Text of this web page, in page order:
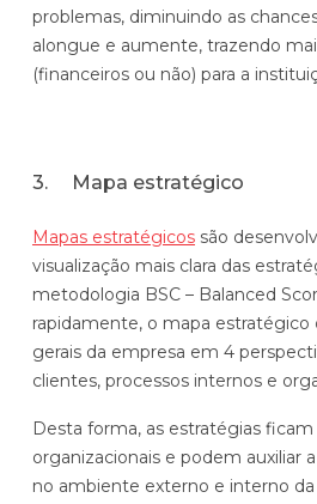
problemas, diminuindo as
alongue e aumente, trazendo
(financeiros ou não) para a
3. Mapa estratégico
Mapas estratégicos são
visualização mais clara das
metodologia BSC – Balanced
rapidamente, o mapa estratégico
gerais da empresa em 4
clientes, processos internos e
Desta forma, as estratégias
organizacionais e podem auxiliar
no ambiente externo e interno da